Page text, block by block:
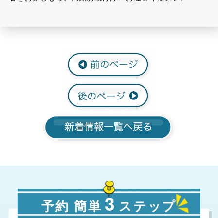
予約 簡単 3 ステップ